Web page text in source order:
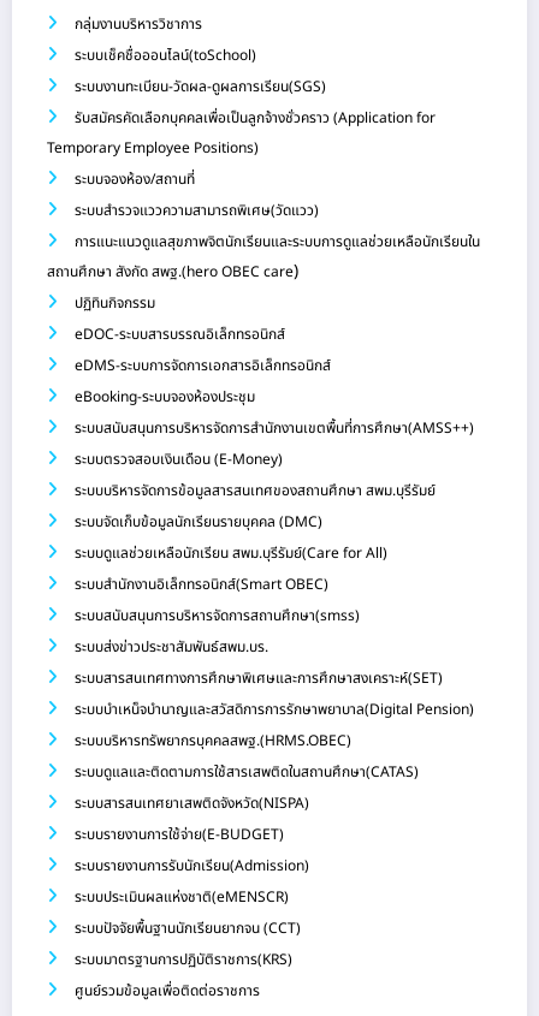
กลุ่มงานบริหารวิชาการ
ระบบเช็คชื่อออนไลน์(toSchool)
ระบบงานทะเบียน-วัดผล-ดูผลการเรียน(SGS)
รับสมัครคัดเลือกบุคคลเพื่อเป็นลูกจ้างชั่วคราว (Application for
Temporary Employee Positions)
ระบบจองห้อง/สถานที่
ระบบสำรวจแววความสามารถพิเศษ(วัดแวว)
การแนะแนวดูแลสุขภาพจิตนักเรียนและระบบการดูแลช่วยเหลือนักเรียนใน
สถานศึกษา สังกัด สพฐ.(hero OBEC care)
ปฏิทินกิจกรรม
eDOC-ระบบสารบรรณอิเล็กทรอนิกส์
eDMS-ระบบการจัดการเอกสารอิเล็กทรอนิกส์
eBooking-ระบบจองห้องประชุม
ระบบสนับสนุนการบริหารจัดการสำนักงานเขตพื้นที่การศึกษา(AMSS++)
ระบบตรวจสอบเงินเดือน (E-Money)
ระบบบริหารจัดการข้อมูลสารสนเทศของสถานศึกษา สพม.บุรีรัมย์
ระบบจัดเก็บข้อมูลนักเรียนรายบุคคล (DMC)
ระบบดูแลช่วยเหลือนักเรียน สพม.บุรีรัมย์(Care for All)
ระบบสำนักงานอิเล็กทรอนิกส์(Smart OBEC)
ระบบสนับสนุนการบริหารจัดการสถานศึกษา(smss)
ระบบส่งข่าวประชาสัมพันธ์สพม.บร.
ระบบสารสนเทศทางการศึกษาพิเศษและการศึกษาสงเคราะห์(SET)
ระบบบำเหน็จบำนาญและสวัสดิการการรักษาพยาบาล(Digital Pension)
ระบบบริหารทรัพยากรบุคคลสพฐ.(HRMS.OBEC)
ระบบดูแลและติดตามการใช้สารเสพติดในสถานศึกษา(CATAS)
ระบบสารสนเทศยาเสพติดจังหวัด(NISPA)
ระบบรายงานการใช้จ่าย(E-BUDGET)
ระบบรายงานการรับนักเรียน(Admission)
ระบบประเมินผลแห่งชาติ(eMENSCR)
ระบบปัจจัยพื้นฐานนักเรียนยากจน (CCT)
ระบบมาตรฐานการปฏิบัติราชการ(KRS)
ศูนย์รวมข้อมูลเพื่อติดต่อราชการ